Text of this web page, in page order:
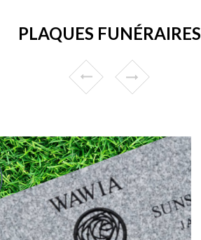
PLAQUES FUNÉRAIRES